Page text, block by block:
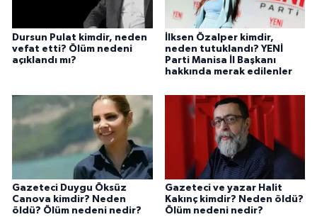
Dursun Pulat kimdir, neden
vefat etti? Ölüm nedeni
açıklandı mı?
İlksen Özalper kimdir,
neden tutuklandı? YENİ
Parti Manisa İl Başkanı
hakkında merak edilenler
Gazeteci Duygu Öksüz
Canova kimdir? Neden
öldü? Ölüm nedeni nedir?
Gazeteci ve yazar Halit
Kakınç kimdir? Neden öldü?
Ölüm nedeni nedir?